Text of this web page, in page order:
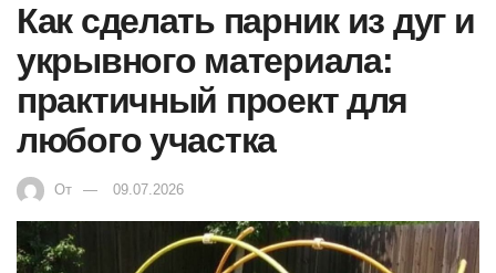
Как сделать парник из дуг и
укрывного материала:
практичный проект для
любого участка
От 09.07.2026